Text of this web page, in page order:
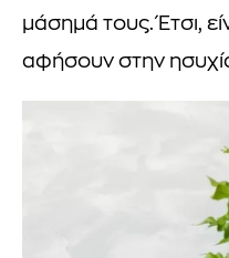
μάσημά τους. Έτσι,
αφήσουν στην